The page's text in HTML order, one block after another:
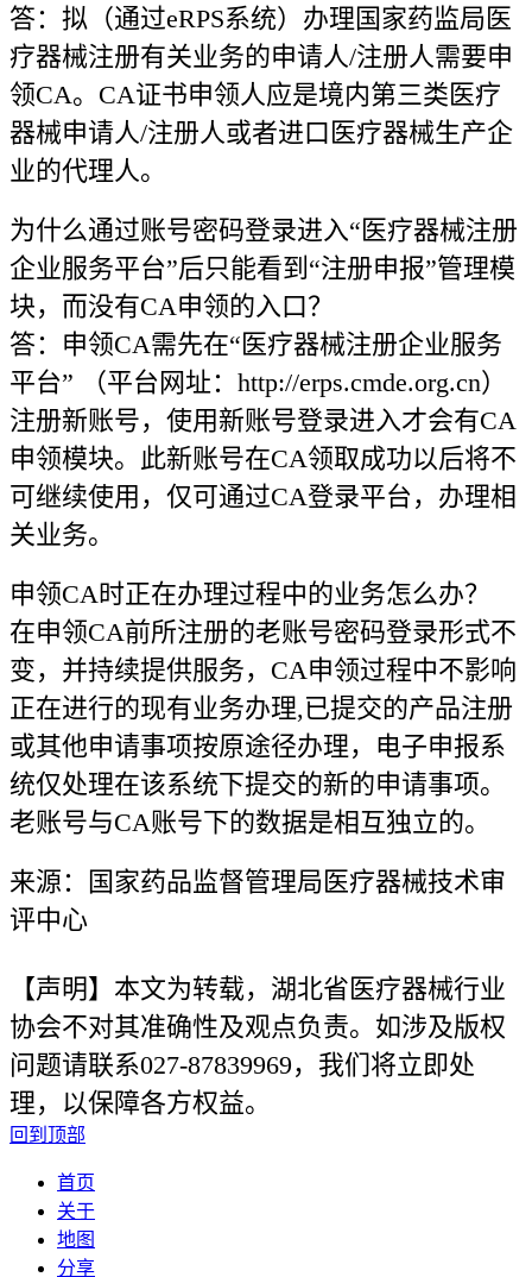
答：拟（通过eRPS系统）办理国家药监局医
疗器械注册有关业务的申请人/注册人需要申
领CA。CA证书申领人应是境内第三类医疗
器械申请人/注册人或者进口医疗器械生产企
业的代理人。
为什么通过账号密码登录进入“医疗器械注册
企业服务平台”后只能看到“注册申报”管理模
块，而没有CA申领的入口？
答：申领CA需先在“医疗器械注册企业服务
平台” （平台网址：http://erps.cmde.org.cn）
注册新账号，使用新账号登录进入才会有CA
申领模块。此新账号在CA领取成功以后将不
可继续使用，仅可通过CA登录平台，办理相
关业务。
申领CA时正在办理过程中的业务怎么办？
在申领CA前所注册的老账号密码登录形式不
变，并持续提供服务，CA申领过程中不影响
正在进行的现有业务办理,已提交的产品注册
或其他申请事项按原途径办理，电子申报系
统仅处理在该系统下提交的新的申请事项。
老账号与CA账号下的数据是相互独立的。
来源：国家药品监督管理局医疗器械技术审
评中心
【声明】本文为转载，湖北省医疗器械行业
协会不对其准确性及观点负责。如涉及版权
问题请联系027-87839969，我们将立即处
理，以保障各方权益。
回到顶部
首页
关于
地图
分享